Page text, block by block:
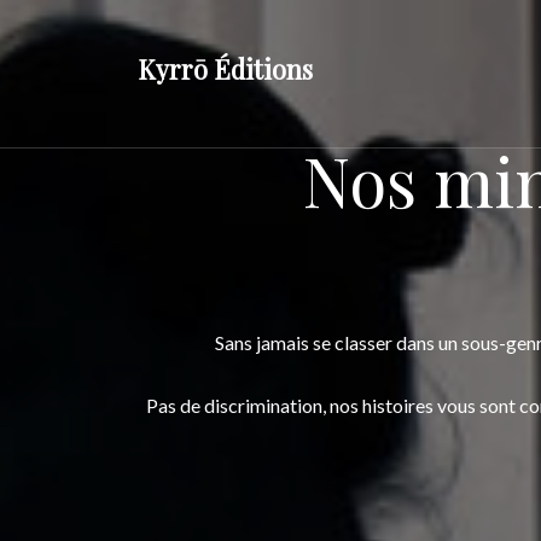
Skip
to
Kyrrō Éditions
Nos
Sans jamais se classer dans un sous-
Pas de discrimination, nos histoires vous sont